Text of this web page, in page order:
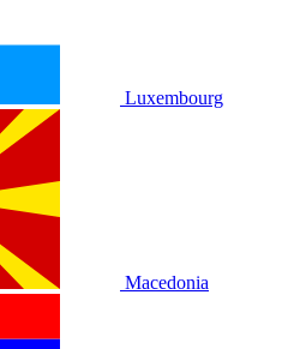
Luxembourg
Macedonia